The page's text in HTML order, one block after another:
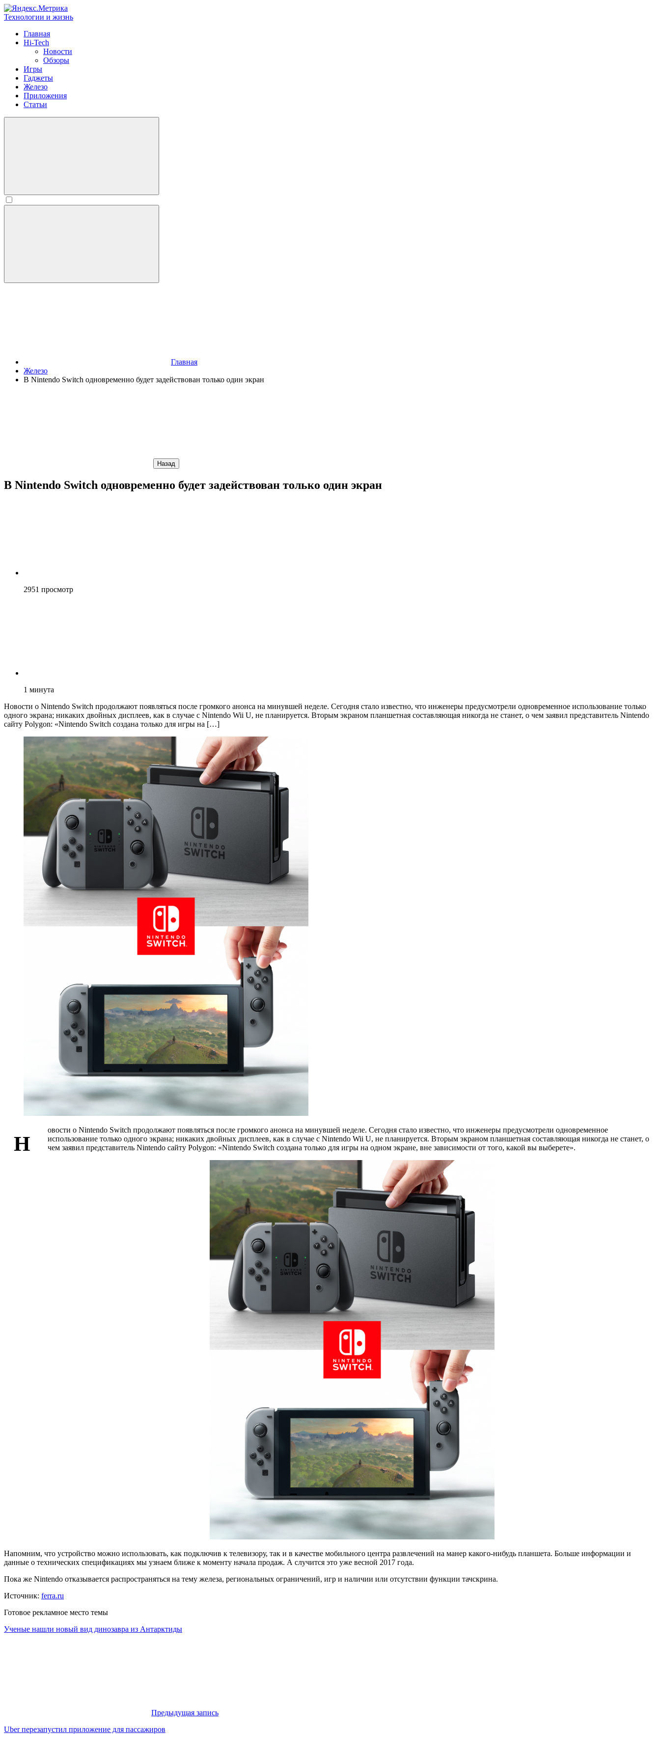
Технологии и жизнь
Главная
Hi-Tech
Новости
Обзоры
Игры
Гаджеты
Железо
Приложения
Статьи
Главная
Железо
В Nintendo Switch одновременно будет задействован только один экран
Назад
В Nintendo Switch одновременно будет задействован только один экран
2951 просмотр
1 минута
Новости о Nintendo Switch продолжают появляться после громкого анонса на минувшей неделе. Сегодня стало известно, что инженеры предусмотрели одновременное использование только
одного экрана; никаких двойных дисплеев, как в случае с Nintendo Wii U, не планируется. Вторым экраном планшетная составляющая никогда не станет, о чем заявил представитель Nintendo
сайту Polygon: «Nintendo Switch создана только для игры на […]
Н
овости о Nintendo Switch продолжают появляться после громкого анонса на минувшей неделе. Сегодня стало известно, что инженеры предусмотрели одновременное
использование только одного экрана; никаких двойных дисплеев, как в случае с Nintendo Wii U, не планируется. Вторым экраном планшетная составляющая никогда не станет, о
чем заявил представитель Nintendo сайту Polygon: «Nintendo Switch создана только для игры на одном экране, вне зависимости от того, какой вы выберете».
Напомним, что устройство можно использовать, как подключив к телевизору, так и в качестве мобильного центра развлечений на манер какого-нибудь планшета. Больше информации и
данные о технических спецификациях мы узнаем ближе к моменту начала продаж. А случится это уже весной 2017 года.
Пока же Nintendo отказывается распространяться на тему железа, региональных ограничений, игр и наличии или отсутствии функции тачскрина.
Источник: ferra.ru
Готовое рекламное место темы
Ученые нашли новый вид динозавра из Антарктиды
Предыдущая запись
Uber перезапустил приложение для пассажиров